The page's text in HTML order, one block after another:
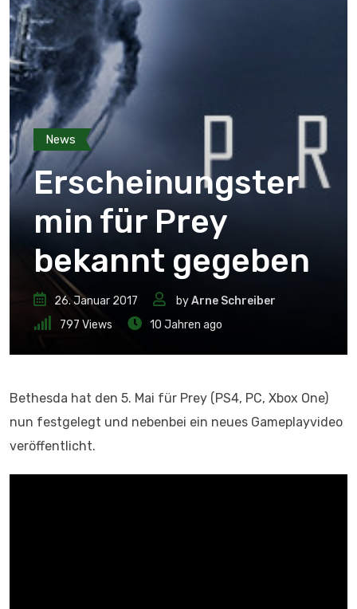
News
Erscheinungster
min für Prey
bekannt gegeben
26. Januar 2017 byArne Schreiber
797 Views 10 Jahren ago
Bethesda hat den 5. Mai für Prey (PS4, PC, Xbox One)
nun festgelegt und nebenbei ein neues Gameplayvideo
veröffentlicht.